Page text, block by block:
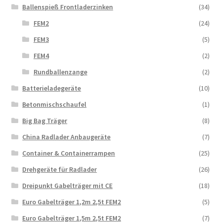
Ballenspieß Frontladerzinken
(34)
FEM2
(24)
FEM3
(5)
FEM4
(2)
Rundballenzange
(2)
Batterieladegeräte
(10)
Betonmischschaufel
(1)
Big Bag Träger
(8)
China Radlader Anbaugeräte
(7)
Container & Containerrampen
(25)
Drehgeräte für Radlader
(26)
Dreipunkt Gabelträger mit CE
(18)
Euro Gabelträger 1,2m 2,5t FEM2
(5)
Euro Gabelträger 1,5m 2,5t FEM2
(7)